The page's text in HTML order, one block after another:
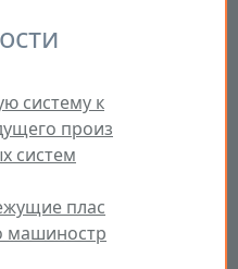
систему к
произ
систем
плас
машиностр